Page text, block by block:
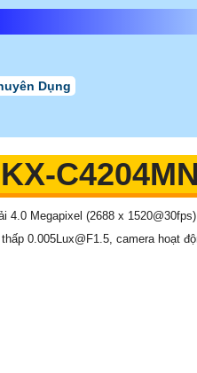
Dụng
C4204MN
Megapixel (2688 x
0.005Lux@F1.5, camera hoạt